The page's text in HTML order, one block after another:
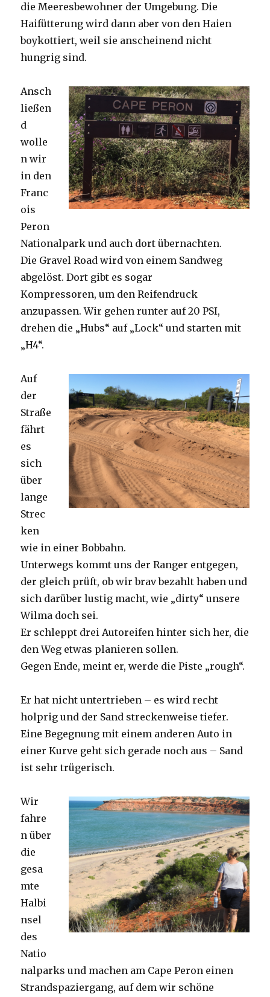
die Meeresbewohner der Umgebung. Die
Haifütterung wird dann aber von den Haien
boykottiert, weil sie anscheinend nicht
hungrig sind.
Ansch
ließen
d
wolle
n wir
in den
Franc
ois
Peron
Nationalpark und auch dort übernachten.
Die Gravel Road wird von einem Sandweg
abgelöst. Dort gibt es sogar
Kompressoren, um den Reifendruck
anzupassen. Wir gehen runter auf 20 PSI,
drehen die „Hubs“ auf „Lock“ und starten mit
„H4“.
Auf
der
Straße
fährt
es
sich
über
lange
Strec
ken
wie in einer Bobbahn.
Unterwegs kommt uns der Ranger entgegen,
der gleich prüft, ob wir brav bezahlt haben und
sich darüber lustig macht, wie „dirty“ unsere
Wilma doch sei.
Er schleppt drei Autoreifen hinter sich her, die
den Weg etwas planieren sollen.
Gegen Ende, meint er, werde die Piste „rough“.
Er hat nicht untertrieben – es wird recht
holprig und der Sand streckenweise tiefer.
Eine Begegnung mit einem anderen Auto in
einer Kurve geht sich gerade noch aus – Sand
ist sehr trügerisch.
Wir
fahre
n über
die
gesa
mte
Halbi
nsel
des
Natio
nalparks und machen am Cape Peron einen
Strandspaziergang, auf dem wir schöne